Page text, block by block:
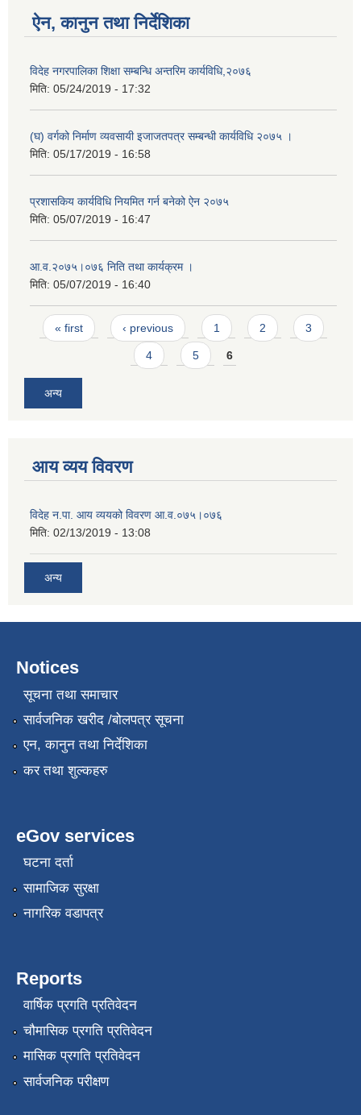
ऐन, कानुन तथा निर्देशिका
विदेह नगरपालिका शिक्षा सम्बन्धि अन्तरिम कार्यविधि,२०७६
मिति: 05/24/2019 - 17:32
(घ) वर्गको निर्माण व्यवसायी इजाजतपत्र सम्बन्धी कार्यविधि २०७५ ।
मिति: 05/17/2019 - 16:58
प्रशासकिय कार्यविधि नियमित गर्न बनेको ऐन २०७५
मिति: 05/07/2019 - 16:47
आ.व.२०७५।०७६ निति तथा कार्यक्रम ।
मिति: 05/07/2019 - 16:40
Pages
« first ‹ previous 1 2 3
4 5 6
अन्य
आय व्यय विवरण
विदेह न.पा. आय व्ययको विवरण आ.व.०७५।०७६
मिति: 02/13/2019 - 13:08
अन्य
Notices
सूचना तथा समाचार
सार्वजनिक खरीद /बोलपत्र सूचना
एन, कानुन तथा निर्देशिका
कर तथा शुल्कहरु
eGov services
घटना दर्ता
सामाजिक सुरक्षा
नागरिक वडापत्र
Reports
वार्षिक प्रगति प्रतिवेदन
चौमासिक प्रगति प्रतिवेदन
मासिक प्रगति प्रतिवेदन
सार्वजनिक परीक्षण